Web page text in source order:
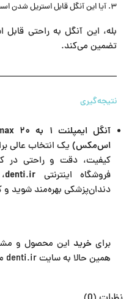
۳. آیا این آنگل قابل استریل شدن است؟
بله، این آنگل به راحتی
تضمین می‌کند.
نتیجه‌گیری
اس‌مکس) یک انتخاب عالی
کیفیت، دقت و راحتی در
فروشگاه اینترنتی denti.ir
دندان‌پزشکی بهره‌مند شوید و
برای خرید این محصول و
همین حالا به سایت denti.ir مراجعه کنید!